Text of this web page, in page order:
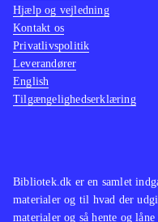
Bibliotek.dk er en samlet
materialer og til hvad der
materialer og så hente og
Hjælp og vejledning
Kontakt os
Privatlivspolitik
Leverandører
English
Tilgængelighedserklæring